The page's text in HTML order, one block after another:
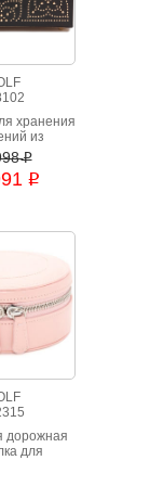
хранения
из
Marrakesh
из
i
i
дорожная
для